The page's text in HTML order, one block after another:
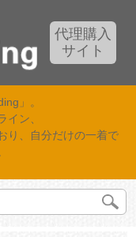
代理購入
サイト
」。
イン、
り、自分だけの一着で